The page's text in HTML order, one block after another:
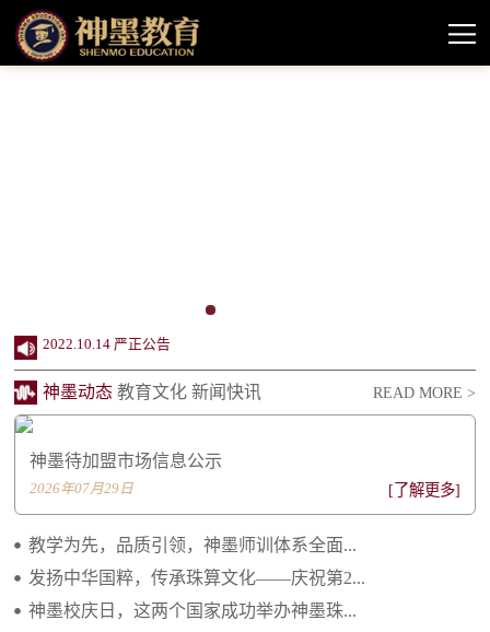
2022.06.20 创办24周年，神墨企业社会责任报...
2022.06.20 不忘初心 感恩有您——致所有神...
2021.02.25 庆祝建党一百周年 祝福祖国繁荣...
2021.01.14 李绵军总校长2021年新年贺词
READ MORE >
神墨动态 教育文化 新闻快讯
神墨待加盟市场信息公示
[了解更多]
2026年07月29日
教学为先，品质引领，神墨师训体系全面...
发扬中华国粹，传承珠算文化——庆祝第2...
神墨校庆日，这两个国家成功举办神墨珠...